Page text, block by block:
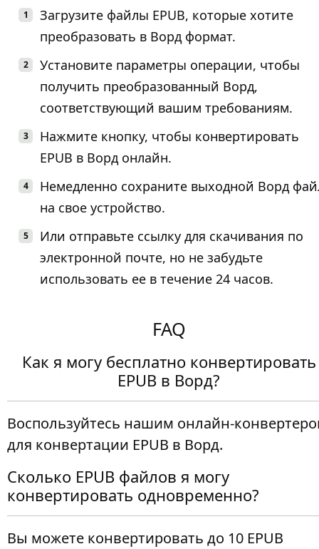
Загрузите файлы EPUB, которые хотите
преобразовать в Ворд формат.
Установите параметры операции, чтобы
получить преобразованный Ворд,
соответствующий вашим требованиям.
Нажмите кнопку, чтобы конвертировать
EPUB в Ворд онлайн.
Немедленно сохраните выходной Ворд
на свое устройство.
Или отправьте ссылку для скачивания по
электронной почте, но не забудьте
использовать ее в течение 24 часов.
FAQ
Как я могу бесплатно конвертировать
EPUB в Ворд?
Воспользуйтесь нашим онлайн-
для конвертации EPUB в Ворд.
Сколько EPUB файлов я могу
конвертировать одновременно?
Вы можете конвертировать до 10 EPUB